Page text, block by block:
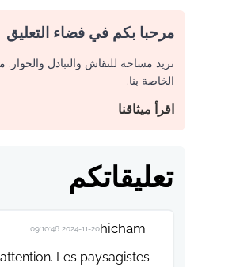
مرحبا بكم في فضاء التعليق
نريد مساحة للنقاش والتبادل
الخاصة بنا.
اقرأ ميثاقنا
تعليقاتكم
hicham
2024-11-20 09:10:46
Les paysagistes